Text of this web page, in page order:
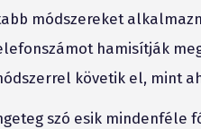
módszereket
hamisítják
követik el, mint
szó esik mindenféle